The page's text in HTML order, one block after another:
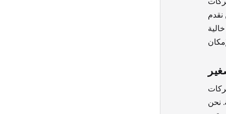
نقدم
نحن